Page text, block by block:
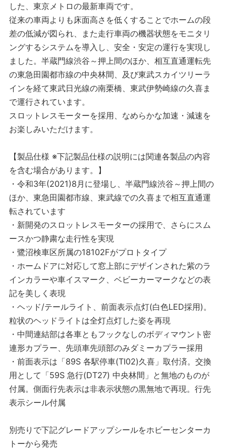
した、東京メトロの最新車両です。
従来の車両よりも床面高さを低くすることでホームの段
差の低減が図られ、また走行車両の機器状態をモニタリ
ングするシステムを導入し、安全・安定の運行を実現し
ました。半蔵門線渋谷～押上間のほか、相互直通運転先
の東急田園都市線の中央林間、及び東武スカイツリーラ
インを経て東武日光線の南栗橋、東武伊勢崎線の久喜ま
で運行されています。
スロットレスモーターを採用、なめらかな加速・減速を
お楽しみいただけます。
【製品仕様 ※下記製品仕様の説明には関連各製品の内容
を含む場合があります。】
・令和3年(2021)8月に登場し、半蔵門線渋谷～押上間の
ほか、東急田園都市線、東武線での久喜まで相互直通運
転されています
・新開発のスロットレスモーターの採用で、さらにスム
ースかつ静粛な走行性を実現
・鷺沼検車区所属の18102Fがプロトタイプ
・ホームドアに対応して窓上部にデザインされた紫のラ
インカラーや車イスマーク、ベビーカーマークなどの表
記を美しく表現
・ヘッド/テールライト、前面表示点灯(白色LED採用)。
粒状のヘッドライトは全灯点灯した姿を再現
・中間連結部は各車ともフックなしのボディマウント密
連形カプラー、先頭車先頭部のみダミーカプラー採用
・前面表示は「89S 各駅停車(TI02)久喜」取付済。交換
用として「59S 急行(DT27) 中央林間」と無地のものが
付属。側面行先表示は非表示状態の黒無地で再現。行先
表示シール付属
別売りで下記グレードアップシールをホビーセンターカ
トーから発売